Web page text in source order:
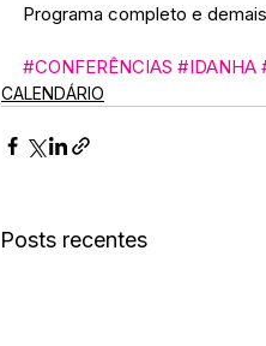
Programa completo e
#CONFERÊNCIAS #IDANHA
CALENDÁRIO
Posts recentes